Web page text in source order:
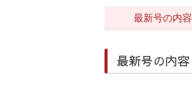
最新号の内容
最新号の内容